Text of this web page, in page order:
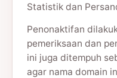
Statistik dan
Penonaktifan
pemeriksaan dan
ini juga ditempuh
agar nama domain